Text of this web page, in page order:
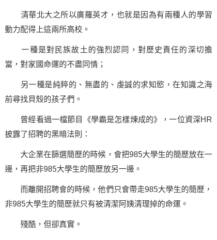
清華北大之所以廣羅英才，也就是因為有兩種人的學習
動力配得上這兩所高校。
一種是對民族故土的強烈認同，對歷史責任的深切擔
當，對家國命運的不盡同情；
另一種是純粹的、無盡的、虔誠的求知慾，在知識之海
前尋找貝殼的孩子們。
曾經看過一檔節目《學霸是怎樣煉成的》，一位資深HR
披露了招聘的黑暗法則：
大企業在篩選簡歷的時候，會把985大學生的簡歷放在一
邊，再把非985大學生的簡歷放另一邊。
而離開招聘會的時候，他們只會帶走985大學生的簡歷，
非985大學生的簡歷就只有被清潔阿姨清理掉的命運。
殘酷，但卻真實。